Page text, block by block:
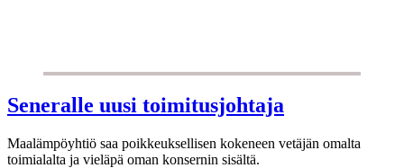
Seneralle uusi toimitusjohtaja
Maalämpöyhtiö saa poikkeuksellisen kokeneen vetäjän omalta
toimialalta ja vieläpä oman konsernin sisältä.